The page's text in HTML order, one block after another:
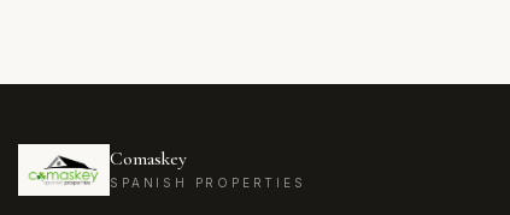
Comaskey
SPANISH PROPERTIES